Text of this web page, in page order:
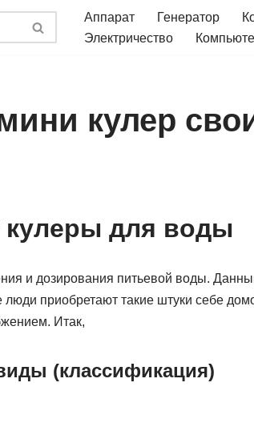
Аппарат Генератор
Электричество
кулер
для воды
и дозирования питьевой воды.
приобретают такие штуки себе
Итак,
(классификация)